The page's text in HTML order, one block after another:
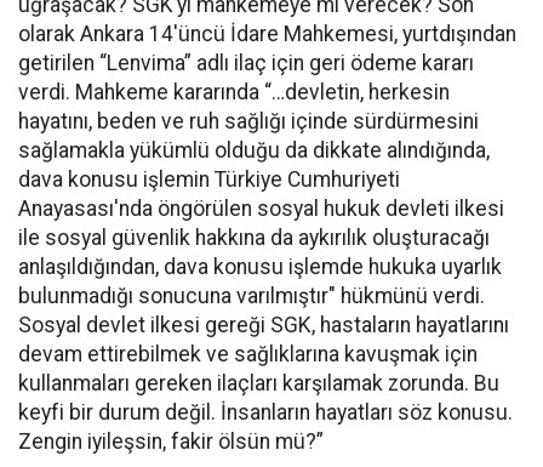
uğraşacak? SGK’yı mahkemeye mi verecek? Son
olarak Ankara 14'üncü İdare Mahkemesi, yurtdışından
getirilen “Lenvima” adlı ilaç için geri ödeme kararı
verdi. Mahkeme kararında “…devletin, herkesin
hayatını, beden ve ruh sağlığı içinde sürdürmesini
sağlamakla yükümlü olduğu da dikkate alındığında,
dava konusu işlemin Türkiye Cumhuriyeti
Anayasası'nda öngörülen sosyal hukuk devleti ilkesi
ile sosyal güvenlik hakkına da aykırılık oluşturacağı
anlaşıldığından, dava konusu işlemde hukuka uyarlık
bulunmadığı sonucuna varılmıştır" hükmünü verdi.
Sosyal devlet ilkesi gereği SGK, hastaların hayatlarını
devam ettirebilmek ve sağlıklarına kavuşmak için
kullanmaları gereken ilaçları karşılamak zorunda. Bu
keyfi bir durum değil. İnsanların hayatları söz konusu.
Zengin iyileşsin, fakir ölsün mü?”